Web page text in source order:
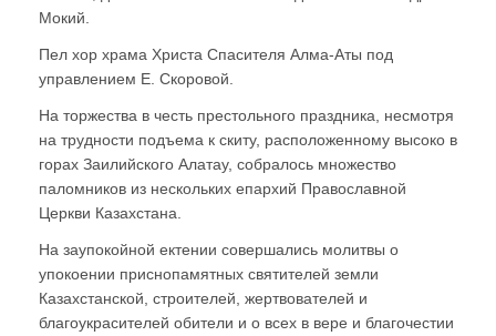
Мокий.
Пел хор храма Христа Спасителя Алма-Аты под
управлением Е. Скоровой.
На торжества в честь престольного праздника, несмотря
на трудности подъема к скиту, расположенному высоко в
горах Заилийского Алатау, собралось множество
паломников из нескольких епархий Православной
Церкви Казахстана.
На заупокойной ектении совершались молитвы о
упокоении приснопамятных святителей земли
Казахстанской, строителей, жертвователей и
благоукрасителей обители и о всех в вере и благочестии